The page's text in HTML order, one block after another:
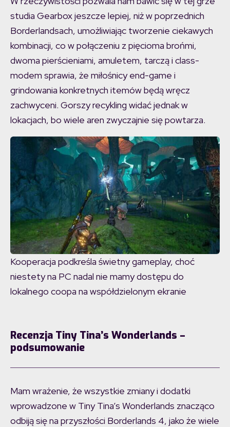
studia Gearbox jeszcze lepiej, niż w poprzednich
Borderlandsach, umożliwiając tworzenie ciekawych
kombinacji, co w połączeniu z pięcioma brońmi,
dwoma pierścieniami, amuletem, tarczą i class-
modem sprawia, że miłośnicy end-game i
grindowania konkretnych itemów będą wręcz
zachwyceni. Gorszy recykling widać jednak w
lokacjach, bo wiele aren zwyczajnie się powtarza.
Kooperacja podkreśla świetny gameplay, choć
niestety na PC nadal nie mamy dostępu do
lokalnego coopa na współdzielonym ekranie
Recenzja Tiny Tina’s Wonderlands –
podsumowanie
Mam wrażenie, że wszystkie zmiany i dodatki
wprowadzone w Tiny Tina’s Wonderlands znacząco
odbiją się na przyszłości Borderlands 4, jako że wiele